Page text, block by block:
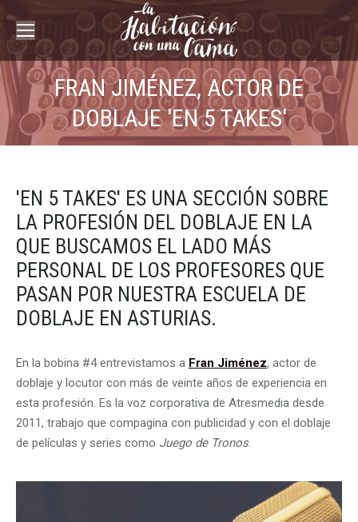
FRAN JIMÉNEZ, ACTOR DE
DOBLAJE 'EN 5 TAKES'
'EN 5 TAKES' ES UNA SECCIÓN SOBRE
LA PROFESIÓN DEL DOBLAJE EN LA
QUE BUSCAMOS EL LADO MÁS
PERSONAL DE LOS PROFESORES QUE
PASAN POR NUESTRA ESCUELA DE
DOBLAJE EN ASTURIAS.
En la bobina #4 entrevistamos a Fran Jiménez, actor de
doblaje y locutor con más de veinte años de experiencia en
esta profesión. Es la voz corporativa de Atresmedia desde
2011, trabajo que compagina con publicidad y con el doblaje
de películas y series como Juego de Tronos.